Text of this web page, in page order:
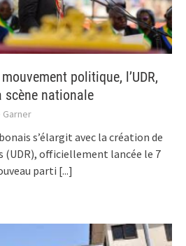
politique, l’UDR,
scène nationale
Garner
s’élargit avec la création de
(UDR), officiellement lancée le 7
parti [...]